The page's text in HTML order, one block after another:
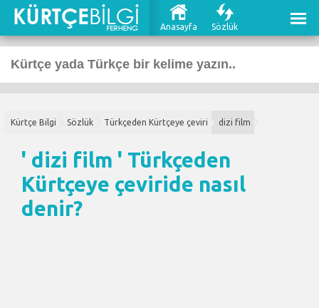
Anasayfa Sözlük
Kürtçe Bilgi Sözlük Türkçeden Kürtçeye çeviri dizi film
' dizi film ' Türkçeden
Kürtçeye çeviride nasıl
denir?